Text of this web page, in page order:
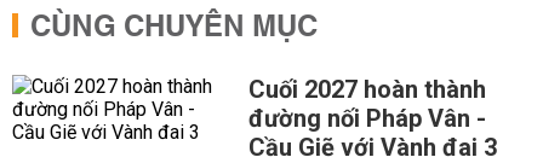
CÙNG CHUYÊN MỤC
Cuối 2027 hoàn thành
đường nối Pháp Vân -
Cầu Giẽ với Vành đai 3